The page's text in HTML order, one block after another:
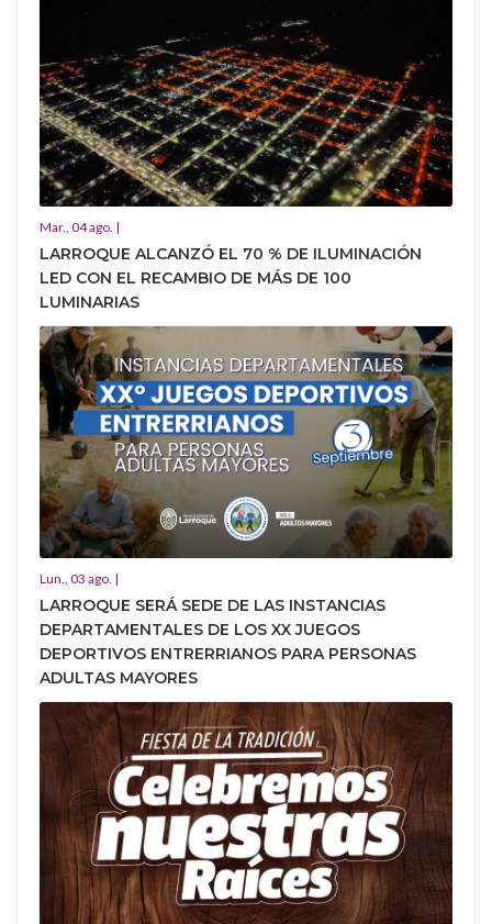
Mar., 04 ago. |
LARROQUE ALCANZÓ EL 70 % DE ILUMINACIÓN
LED CON EL RECAMBIO DE MÁS DE 100
LUMINARIAS
Lun., 03 ago. |
LARROQUE SERÁ SEDE DE LAS INSTANCIAS
DEPARTAMENTALES DE LOS XX JUEGOS
DEPORTIVOS ENTRERRIANOS PARA PERSONAS
ADULTAS MAYORES